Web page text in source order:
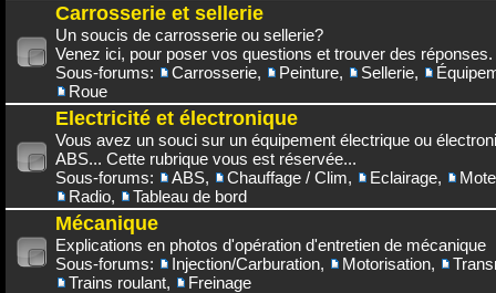
Carrosserie et sellerie
Un soucis de carrosserie ou sellerie?
Venez ici, pour poser vos questions et trouver des réponses.
Sous-forums:
Carrosserie, Peinture, Sellerie,
Roue
Electricité et électronique
Vous avez un souci sur un équipement électrique ou
ABS... Cette rubrique vous est réservée...
Sous-forums:
ABS, Chauffage / Clim, Eclairage,
Radio, Tableau de bord
Mécanique
Explications en photos d'opération d'entretien de mécanique
Sous-forums:
Injection/Carburation, Motorisation,
Trains roulant, Freinage